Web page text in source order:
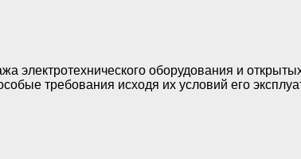
электротехнического оборудования и
требования исходя их условий его